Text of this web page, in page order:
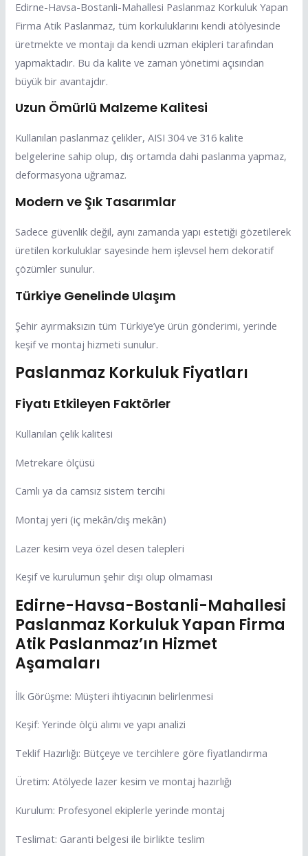
Edirne-Havsa-Bostanli-Mahallesi Paslanmaz Korkuluk Yapan
Firma Atik Paslanmaz, tüm korkuluklarını kendi atölyesinde
üretmekte ve montajı da kendi uzman ekipleri tarafından
yapmaktadır. Bu da kalite ve zaman yönetimi açısından
büyük bir avantajdır.
Uzun Ömürlü Malzeme Kalitesi
Kullanılan paslanmaz çelikler, AISI 304 ve 316 kalite
belgelerine sahip olup, dış ortamda dahi paslanma yapmaz,
deformasyona uğramaz.
Modern ve Şık Tasarımlar
Sadece güvenlik değil, aynı zamanda yapı estetiği gözetilerek
üretilen korkuluklar sayesinde hem işlevsel hem dekoratif
çözümler sunulur.
Türkiye Genelinde Ulaşım
Şehir ayırmaksızın tüm Türkiye’ye ürün gönderimi, yerinde
keşif ve montaj hizmeti sunulur.
Paslanmaz Korkuluk Fiyatları
Fiyatı Etkileyen Faktörler
Kullanılan çelik kalitesi
Metrekare ölçüsü
Camlı ya da camsız sistem tercihi
Montaj yeri (iç mekân/dış mekân)
Lazer kesim veya özel desen talepleri
Keşif ve kurulumun şehir dışı olup olmaması
Edirne-Havsa-Bostanli-Mahallesi
Paslanmaz Korkuluk Yapan Firma
Atik Paslanmaz’ın Hizmet
Aşamaları
İlk Görüşme: Müşteri ihtiyacının belirlenmesi
Keşif: Yerinde ölçü alımı ve yapı analizi
Teklif Hazırlığı: Bütçeye ve tercihlere göre fiyatlandırma
Üretim: Atölyede lazer kesim ve montaj hazırlığı
Kurulum: Profesyonel ekiplerle yerinde montaj
Teslimat: Garanti belgesi ile birlikte teslim